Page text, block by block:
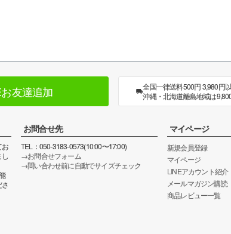
友達追加
全国一律送料500円 3,980円
沖縄・北海道離島地域は
お
お問合せ先
TEL：050-3183-0573(10:00〜17:00)
→お問合せフォーム
→問い合わせ前に自動でサイズチェック
マイページ
新規会員登録
マイページ
LINEアカウント紹介
メールマガジン購読
商品レビュー一覧